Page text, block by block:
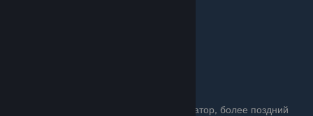
Второй способ - использовать ветрогенератор, более поздний